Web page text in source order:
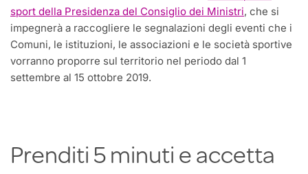
sport della Presidenza del Consiglio dei Ministri, che si
impegnerà a raccogliere le segnalazioni degli eventi che i
Comuni, le istituzioni, le associazioni e le società sportive
vorranno proporre sul territorio nel periodo dal 1
settembre al 15 ottobre 2019.
Prenditi 5 minuti e accetta